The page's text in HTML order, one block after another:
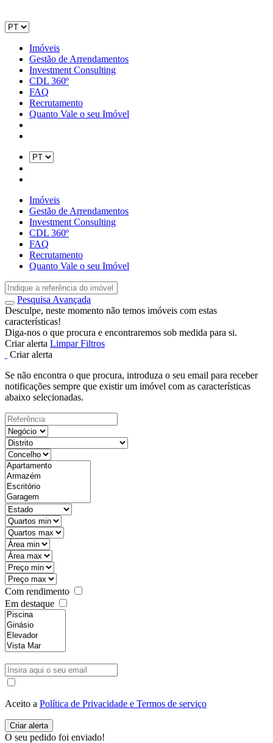
Imóveis
Gestão de Arrendamentos
Investment Consulting
CDL 360º
FAQ
Recrutamento
Quanto Vale o seu Imóvel
Imóveis
Gestão de Arrendamentos
Investment Consulting
CDL 360º
FAQ
Recrutamento
Quanto Vale o seu Imóvel
Pesquisa Avançada
Desculpe, neste momento não temos imóveis com estas
características!
Diga-nos o que procura e encontraremos sob medida para si.
Criar alerta Limpar Filtros
Criar alerta
Se não encontra o que procura, introduza o seu email para receber
notificações sempre que existir um imóvel com as características
abaixo selecionadas.
Com rendimento
Em destaque
Aceito a Política de Privacidade e Termos de serviço
O seu pedido foi enviado!